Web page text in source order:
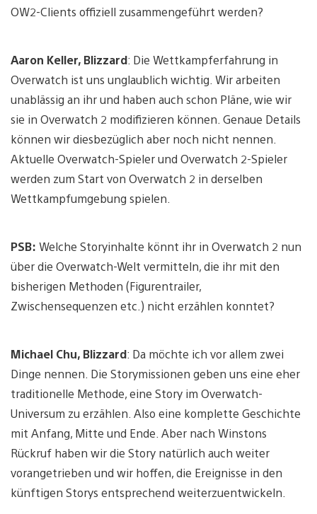
OW2-Clients offiziell zusammengeführt werden?
Aaron Keller, Blizzard: Die Wettkampferfahrung in
Overwatch ist uns unglaublich wichtig. Wir arbeiten
unablässig an ihr und haben auch schon Pläne, wie wir
sie in Overwatch 2 modifizieren können. Genaue Details
können wir diesbezüglich aber noch nicht nennen.
Aktuelle Overwatch-Spieler und Overwatch 2-Spieler
werden zum Start von Overwatch 2 in derselben
Wettkampfumgebung spielen.
PSB: Welche Storyinhalte könnt ihr in Overwatch 2 nun
über die Overwatch-Welt vermitteln, die ihr mit den
bisherigen Methoden (Figurentrailer,
Zwischensequenzen etc.) nicht erzählen konntet?
Michael Chu, Blizzard: Da möchte ich vor allem zwei
Dinge nennen. Die Storymissionen geben uns eine eher
traditionelle Methode, eine Story im Overwatch-
Universum zu erzählen. Also eine komplette Geschichte
mit Anfang, Mitte und Ende. Aber nach Winstons
Rückruf haben wir die Story natürlich auch weiter
vorangetrieben und wir hoffen, die Ereignisse in den
künftigen Storys entsprechend weiterzuentwickeln.